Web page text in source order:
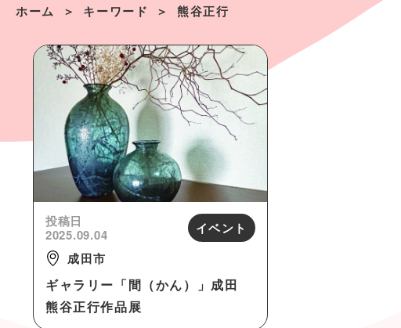
ホーム キーワード 熊谷正行
投稿日
2025.09.04
イベント
成田市
ギャラリー「間（かん）」成田
熊谷正行作品展